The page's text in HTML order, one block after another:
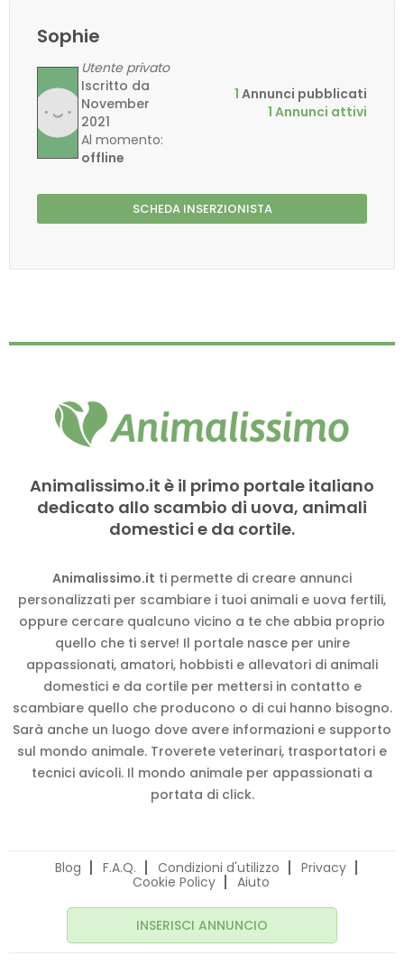
Sophie
Utente privato
Iscritto da
November
2021
Al momento:
offline
1 Annunci pubblicati
1 Annunci attivi
SCHEDA INSERZIONISTA
Animalissimo.it è il primo portale italiano
dedicato allo scambio di uova, animali
domestici e da cortile.
Animalissimo.it ti permette di creare annunci
personalizzati per scambiare i tuoi animali e uova fertili,
oppure cercare qualcuno vicino a te che abbia proprio
quello che ti serve! Il portale nasce per unire
appassionati, amatori, hobbisti e allevatori di animali
domestici e da cortile per mettersi in contatto e
scambiare quello che producono o di cui hanno bisogno.
Sarà anche un luogo dove avere informazioni e supporto
sul mondo animale. Troverete veterinari, trasportatori e
tecnici avicoli. Il mondo animale per appassionati a
portata di click.
Blog F.A.Q. Condizioni d'utilizzo
Privacy
Cookie Policy
Aiuto
INSERISCI ANNUNCIO